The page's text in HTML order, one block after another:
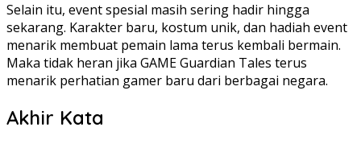
Selain itu, event spesial masih sering hadir hingga
sekarang. Karakter baru, kostum unik, dan hadiah event
menarik membuat pemain lama terus kembali bermain.
Maka tidak heran jika GAME Guardian Tales terus
menarik perhatian gamer baru dari berbagai negara.
Akhir Kata